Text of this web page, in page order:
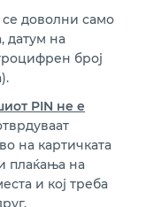
се доволни само
датум на
број
PIN не е
на картичката
плаќања на
и кој треба